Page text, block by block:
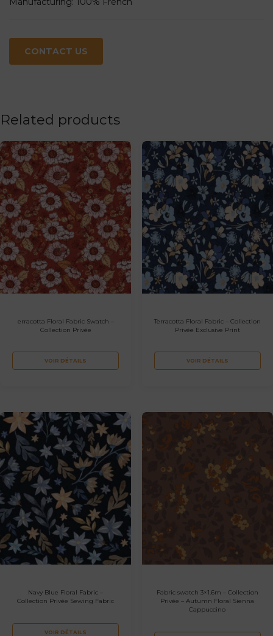
CONTACT US
Related products
erracotta Floral Fabric Swatch –
Collection Privée
VOIR DÉTAILS
Terracotta Floral Fabric – Collection
Privée Exclusive Print
VOIR DÉTAILS
Navy Blue Floral Fabric –
Collection Privée Sewing Fabric
VOIR DÉTAILS
Fabric swatch 3×1.6m – Collection
Privée – Autumn Floral Sienna
Cappuccino